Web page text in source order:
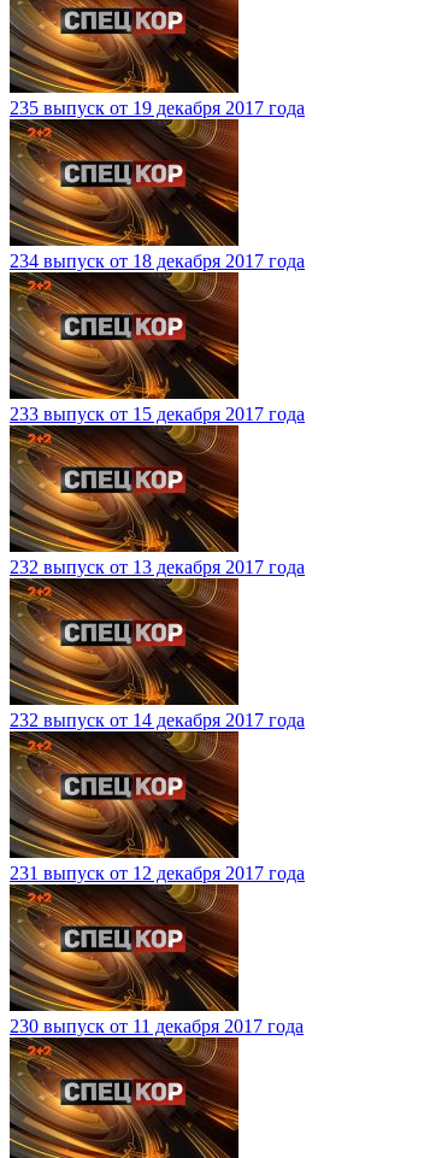
235 выпуск от 19 декабря 2017 года
234 выпуск от 18 декабря 2017 года
233 выпуск от 15 декабря 2017 года
232 выпуск от 13 декабря 2017 года
232 выпуск от 14 декабря 2017 года
231 выпуск от 12 декабря 2017 года
230 выпуск от 11 декабря 2017 года